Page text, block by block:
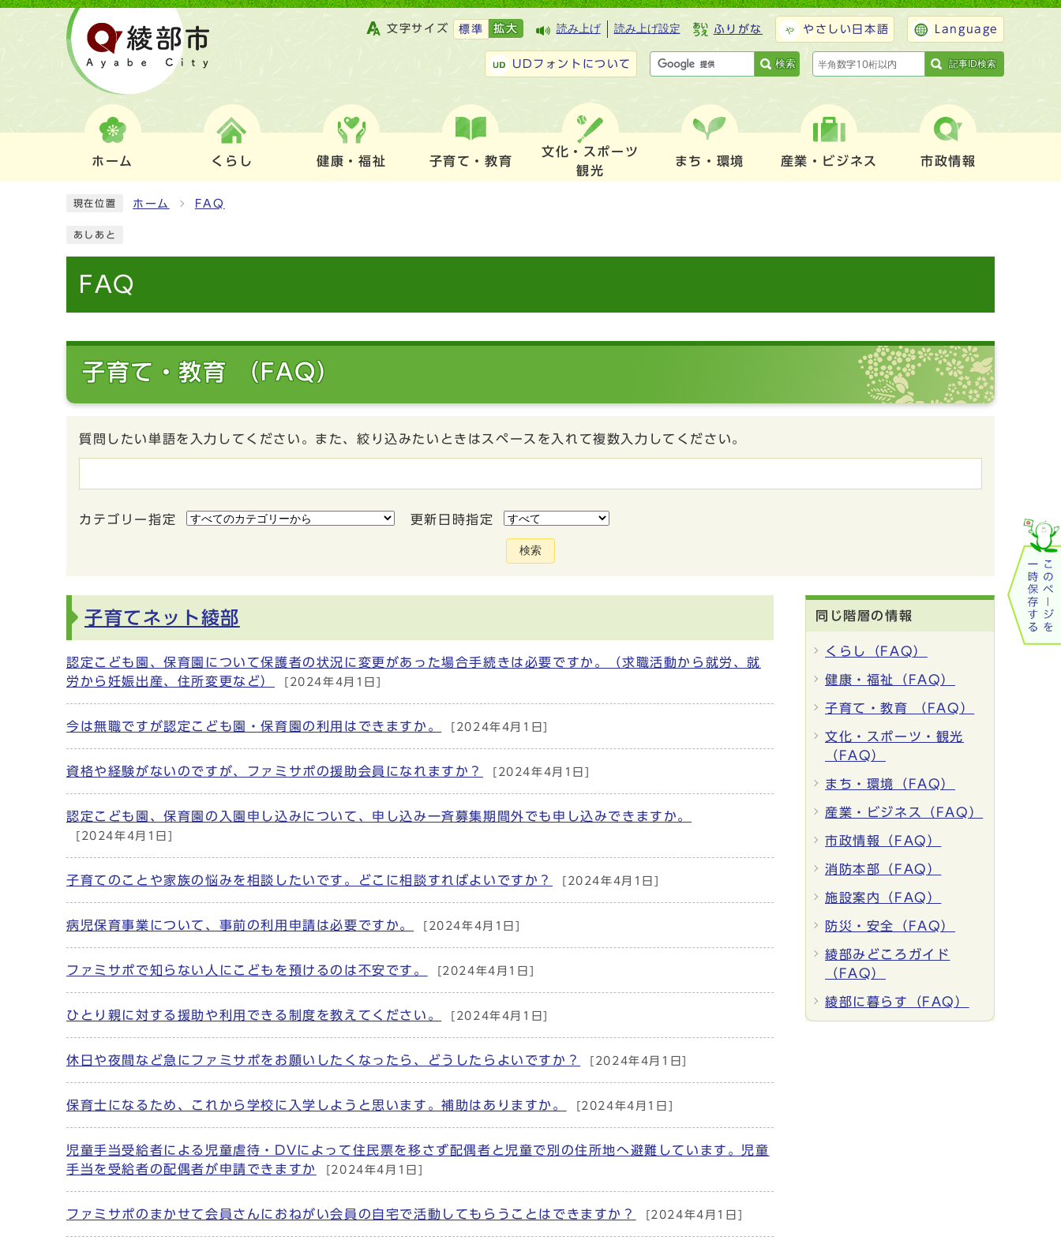
文字サイズ 標準 拡大 読み上げ 読み上げ設定 ふりがな やさしい日本語 Language
UDフォントについて 検索 記事ID検索
ホーム くらし 健康・福祉 子育て・教育
文化・スポーツ
観光
まち・環境 産業・ビジネス 市政情報
現在位置 ホーム FAQ
あしあと
FAQ
子育て・教育 （FAQ）
質問したい単語を入力してください。また、絞り込みたいときはスペースを入れて複数入力してください。
カテゴリー指定 更新日時指定
検索
子育てネット綾部
認定こども園、保育園について保護者の状況に変更があった場合手続きは必要ですか。（求職活動から就労、就
労から妊娠出産、住所変更など）
[2024年4月1日]
今は無職ですが認定こども園・保育園の利用はできますか。 [2024年4月1日]
資格や経験がないのですが、ファミサポの援助会員になれますか？ [2024年4月1日]
認定こども園、保育園の入園申し込みについて、申し込み一斉募集期間外でも申し込みできますか。
[2024年4月1日]
子育てのことや家族の悩みを相談したいです。どこに相談すればよいですか？ [2024年4月1日]
病児保育事業について、事前の利用申請は必要ですか。 [2024年4月1日]
ファミサポで知らない人にこどもを預けるのは不安です。 [2024年4月1日]
ひとり親に対する援助や利用できる制度を教えてください。 [2024年4月1日]
休日や夜間など急にファミサポをお願いしたくなったら、どうしたらよいですか？ [2024年4月1日]
保育士になるため、これから学校に入学しようと思います。補助はありますか。 [2024年4月1日]
児童手当受給者による児童虐待・DVによって住民票を移さず配偶者と児童で別の住所地へ避難しています。児童
手当を受給者の配偶者が申請できますか
[2024年4月1日]
ファミサポのまかせて会員さんにおねがい会員の自宅で活動してもらうことはできますか？ [2024年4月1日]
同じ階層の情報
くらし（FAQ）
健康・福祉（FAQ）
子育て・教育 （FAQ）
文化・スポーツ・観光
（FAQ）
まち・環境（FAQ）
産業・ビジネス（FAQ）
市政情報（FAQ）
消防本部（FAQ）
施設案内（FAQ）
防災・安全（FAQ）
綾部みどころガイド
（FAQ）
綾部に暮らす（FAQ）